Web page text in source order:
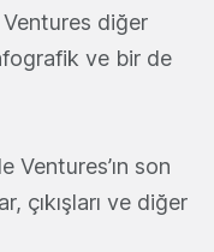
diğer
ve bir de
Ventures’ın son
çıkışları ve diğer